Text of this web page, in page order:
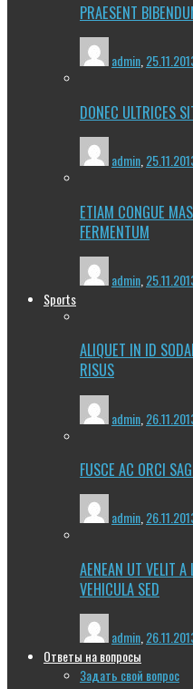
PRAESENT
admin,
DONEC ULTRICES
admin
ETIAM CONGUE
FERMENTUM
admin
Sports
ALIQUET IN ID
RISUS
admin
FUSCE AC ORCI
admin,
AENEAN UT VELIT A
VEHICULA SED
admin
Ответы на вопросы
Задать свой вопрос